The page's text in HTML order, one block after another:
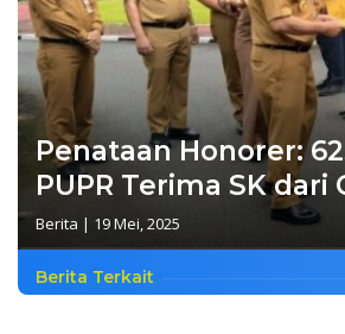
Penataan Honorer:
PUPR Terima SK
Berita | 19 Mei, 2025
Berita Terkait